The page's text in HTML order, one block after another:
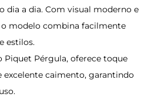
dia a dia. Com visual moderno e
modelo combina facilmente
estilos.
Piquet Pérgula, oferece toque
excelente caimento, garantindo